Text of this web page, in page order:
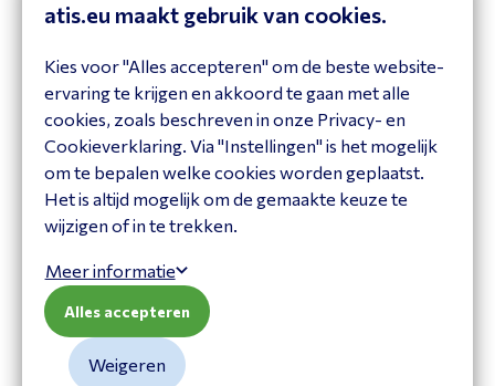
Magnetic pad for
Kuando Busylight
15300
Magnetic pad for
Kuando Busylight(1
Magnet + 2 Metal
Plates)
atis.eu maakt gebruik van cookies.
Kies voor "Alles accepteren" om de beste website-
ervaring te krijgen en akkoord te gaan met alle
cookies, zoals beschreven in onze Privacy- en
Cookieverklaring. Via "Instellingen" is het mogelijk
om te bepalen welke cookies worden geplaatst.
Het is altijd mogelijk om de gemaakte keuze te
wijzigen of in te trekken.
Meer informatie
Weigeren
Alles accepteren